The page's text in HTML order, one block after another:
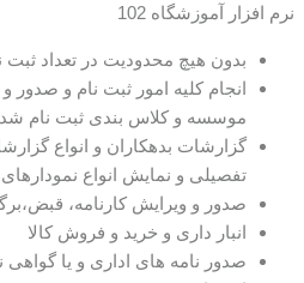
نرم افزار آموزشگاه 102
بدون هیچ محدودیت در تعداد ثبت
انجام کلیه امور ثبت نام و
موسسه و کلاس بندی ثبت نام
گزارشات بدهکاران و انواع
تفصیلی و نمایش انواع
صدور و ویرایش کارنامه،
انبار داری و خرید و فروش کالا
صدور نامه های اداری و یا گواهی